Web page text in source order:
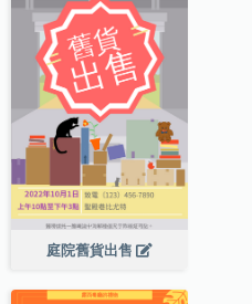
庭院舊貨出售